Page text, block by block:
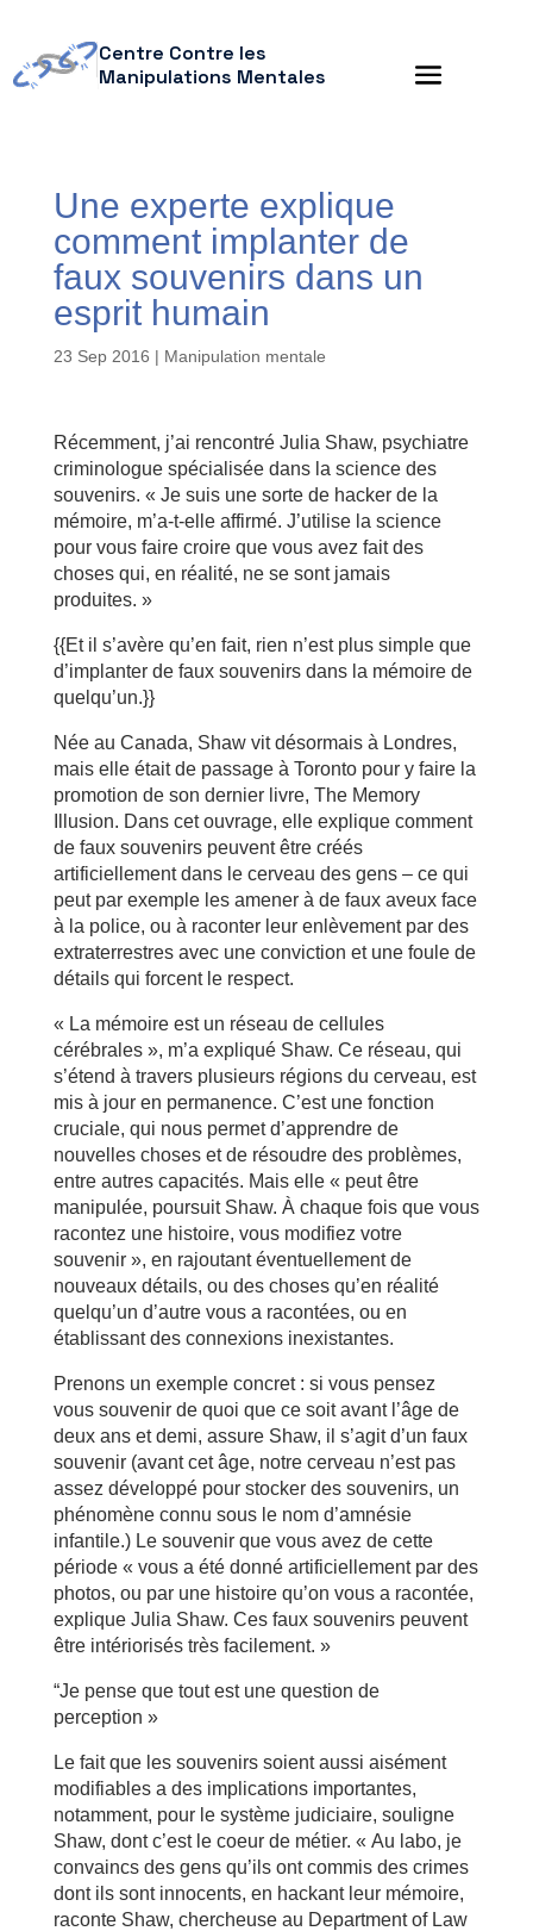
Centre Contre les
Manipulations Mentales
Une experte explique
comment implanter de
faux souvenirs dans un
esprit humain
23 Sep 2016 | Manipulation mentale
Récemment, j’ai rencontré Julia Shaw, psychiatre
criminologue spécialisée dans la science des
souvenirs. « Je suis une sorte de hacker de la
mémoire, m’a-t-elle affirmé. J’utilise la science
pour vous faire croire que vous avez fait des
choses qui, en réalité, ne se sont jamais
produites. »
{{Et il s’avère qu’en fait, rien n’est plus simple que
d’implanter de faux souvenirs dans la mémoire de
quelqu’un.}}
Née au Canada, Shaw vit désormais à Londres,
mais elle était de passage à Toronto pour y faire la
promotion de son dernier livre, The Memory
Illusion. Dans cet ouvrage, elle explique comment
de faux souvenirs peuvent être créés
artificiellement dans le cerveau des gens – ce qui
peut par exemple les amener à de faux aveux face
à la police, ou à raconter leur enlèvement par des
extraterrestres avec une conviction et une foule de
détails qui forcent le respect.
« La mémoire est un réseau de cellules
cérébrales », m’a expliqué Shaw. Ce réseau, qui
s’étend à travers plusieurs régions du cerveau, est
mis à jour en permanence. C’est une fonction
cruciale, qui nous permet d’apprendre de
nouvelles choses et de résoudre des problèmes,
entre autres capacités. Mais elle « peut être
manipulée, poursuit Shaw. À chaque fois que vous
racontez une histoire, vous modifiez votre
souvenir », en rajoutant éventuellement de
nouveaux détails, ou des choses qu’en réalité
quelqu’un d’autre vous a racontées, ou en
établissant des connexions inexistantes.
Prenons un exemple concret : si vous pensez
vous souvenir de quoi que ce soit avant l’âge de
deux ans et demi, assure Shaw, il s’agit d’un faux
souvenir (avant cet âge, notre cerveau n’est pas
assez développé pour stocker des souvenirs, un
phénomène connu sous le nom d’amnésie
infantile.) Le souvenir que vous avez de cette
période « vous a été donné artificiellement par des
photos, ou par une histoire qu’on vous a racontée,
explique Julia Shaw. Ces faux souvenirs peuvent
être intériorisés très facilement. »
“Je pense que tout est une question de
perception »
Le fait que les souvenirs soient aussi aisément
modifiables a des implications importantes,
notamment, pour le système judiciaire, souligne
Shaw, dont c’est le coeur de métier. « Au labo, je
convaincs des gens qu’ils ont commis des crimes
dont ils sont innocents, en hackant leur mémoire,
raconte Shaw, chercheuse au Department of Law